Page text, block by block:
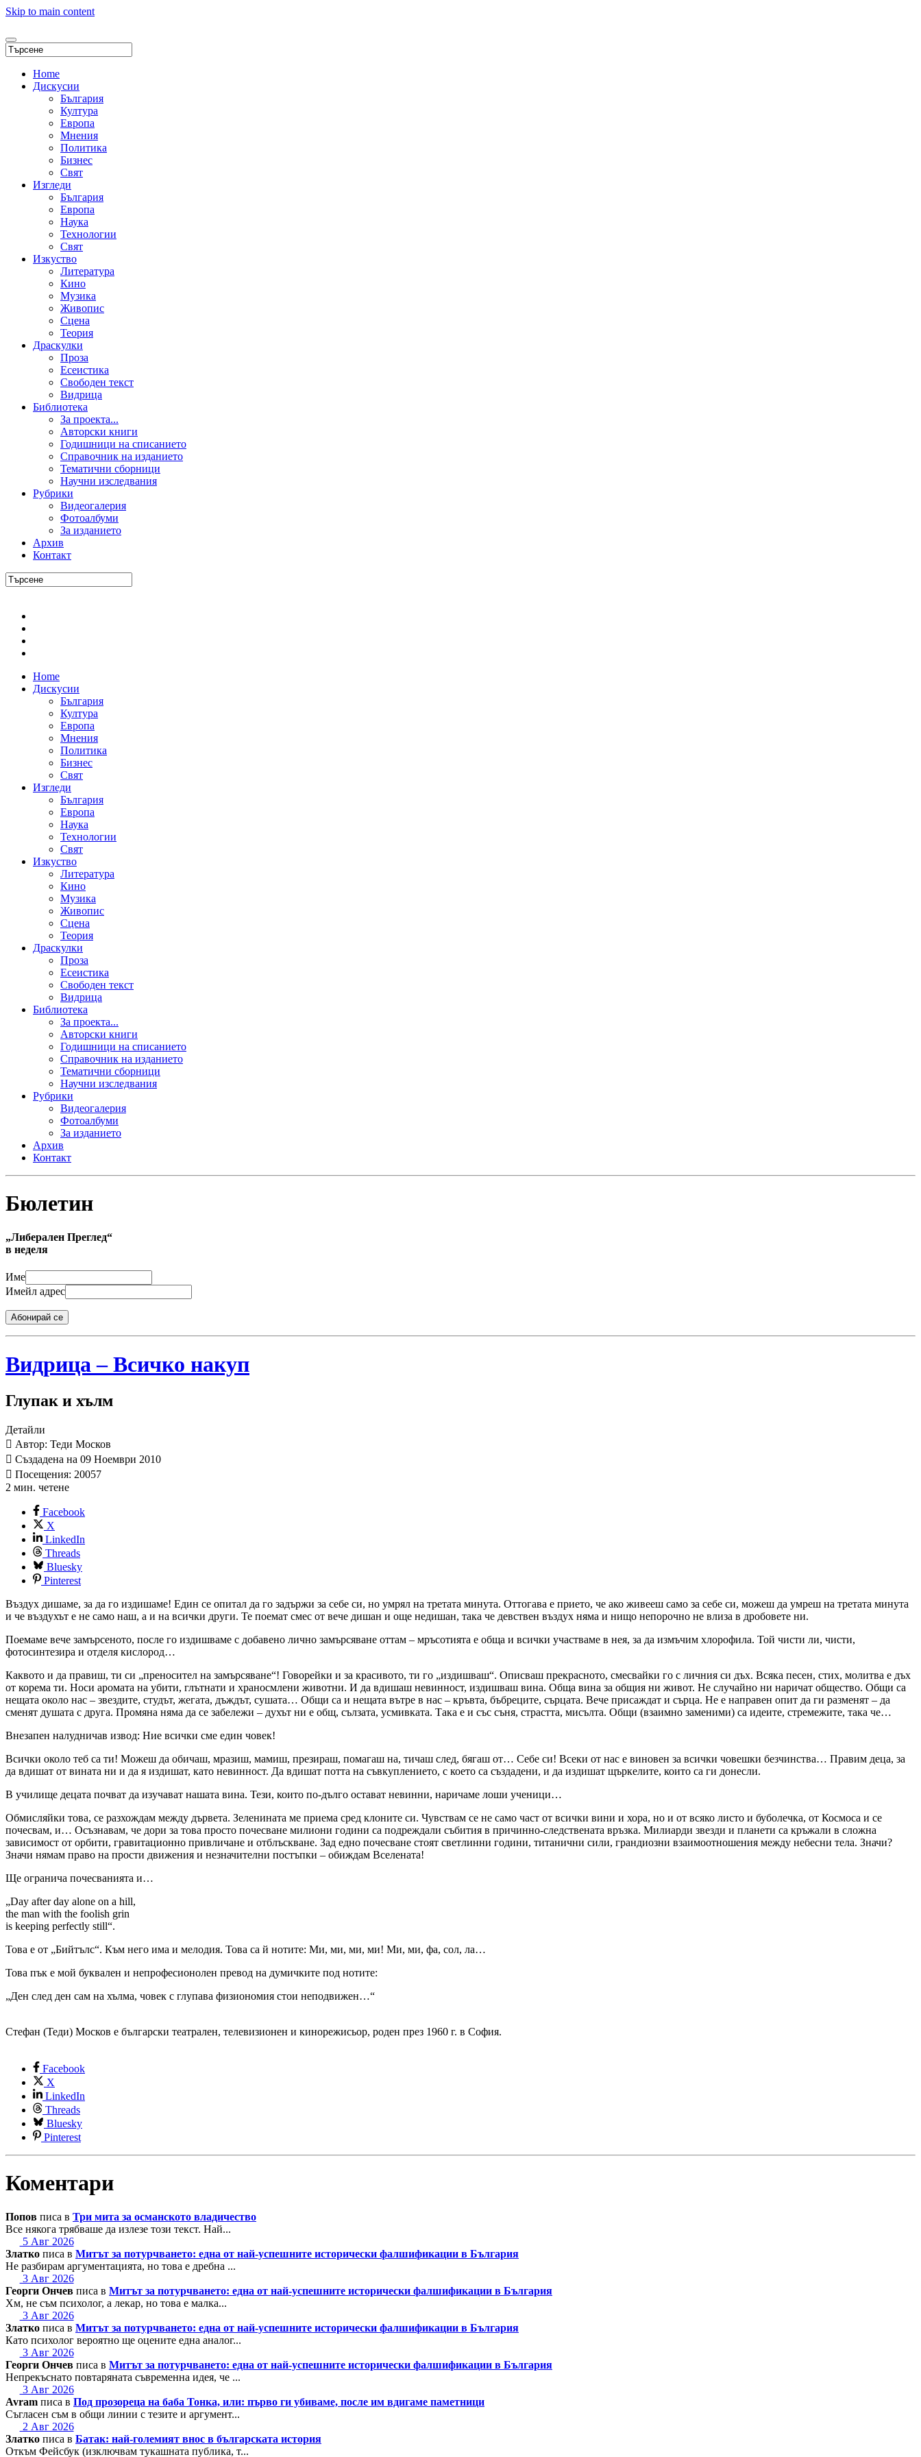
Skip to main content
Home
Дискусии
България
Култура
Европа
Мнения
Политика
Бизнес
Свят
Изгледи
България
Европа
Наука
Технологии
Свят
Изкуство
Литература
Кино
Музика
Живопис
Сцена
Теория
Драскулки
Проза
Есеистика
Свободен текст
Видрица
Библиотека
За проекта...
Авторски книги
Годишници на списанието
Справочник на изданието
Тематични сборници
Научни изследвания
Рубрики
Видеогалерия
Фотоалбуми
За изданието
Архив
Контакт
Home
Дискусии
България
Култура
Европа
Мнения
Политика
Бизнес
Свят
Изгледи
България
Европа
Наука
Технологии
Свят
Изкуство
Литература
Кино
Музика
Живопис
Сцена
Теория
Драскулки
Проза
Есеистика
Свободен текст
Видрица
Библиотека
За проекта...
Авторски книги
Годишници на списанието
Справочник на изданието
Тематични сборници
Научни изследвания
Рубрики
Видеогалерия
Фотоалбуми
За изданието
Архив
Контакт
Бюлетин
„Либерален Преглед“
в неделя
Име
Имейл адрес
Абонирай се
Видрица – Всичко накуп
Глупак и хълм
Детайли
Автор: Теди Москов
Създадена на 09 Ноември 2010
Посещения: 20057
2 мин. четене
Facebook
X
LinkedIn
Threads
Bluesky
Pinterest
Въздух дишаме, за да го издишаме! Един се опитал да го задържи за себе си, но умрял на третата минута. Оттогава е прието, че ако живееш само за себе си, можеш да умреш на третата минута
и че въздухът е не само наш, а и на всички други. Те поемат смес от вече дишан и още недишан, така че девствен въздух няма и нищо непорочно не влиза в дробовете ни.
Поемаме вече замърсеното, после го издишваме с добавено лично замърсяване оттам – мръсотията е обща и всички участваме в нея, за да измъчим хлорофила. Той чисти ли, чисти,
фотосинтезира и отделя кислород…
Каквото и да правиш, ти си „преносител на замърсяване“! Говорейки и за красивото, ти го „издишваш“. Описваш прекрасното, смесвайки го с личния си дъх. Всяка песен, стих, молитва е дъх
от корема ти. Носи аромата на убити, глътнати и храносмлени животни. И да вдишаш невинност, издишваш вина. Обща вина за общия ни живот. Не случайно ни наричат общество. Общи са
нещата около нас – звездите, студът, жегата, дъждът, сушата… Общи са и нещата вътре в нас – кръвта, бъбреците, сърцата. Вече присаждат и сърца. Не е направен опит да ги разменят – да
сменят душата с друга. Промяна няма да се забележи – духът ни е общ, сълзата, усмивката. Така е и със съня, страстта, мисълта. Общи (взаимно заменими) са идеите, стремежите, така че…
Внезапен налудничав извод: Ние всички сме един човек!
Всички около теб са ти! Можеш да обичаш, мразиш, мамиш, презираш, помагаш на, тичаш след, бягаш от… Себе си! Всеки от нас е виновен за всички човешки безчинства… Правим деца, за
да вдишат от вината ни и да я издишат, като невинност. Да вдишат потта на съвкуплението, с което са създадени, и да издишат щъркелите, които са ги донесли.
В училище децата почват да изучават нашата вина. Тези, които по-дълго остават невинни, наричаме лоши ученици…
Обмисляйки това, се разхождам между дървета. Зеленината ме приема сред клоните си. Чувствам се не само част от всички вини и хора, но и от всяко листо и буболечка, от Космоса и се
почесвам, и… Осъзнавам, че дори за това просто почесване милиони години са подреждали събития в причинно-следствената връзка. Милиарди звезди и планети са кръжали в сложна
зависимост от орбити, гравитационно привличане и отблъскване. Зад едно почесване стоят светлинни години, титанични сили, грандиозни взаимоотношения между небесни тела. Значи?
Значи нямам право на прости движения и незначителни постъпки – обиждам Вселената!
Ще огранича почесванията и…
„Day after day alone on a hill,
the man with the foolish grin
is keeping perfectly still“.
Това е от „Бийтълс“. Към него има и мелодия. Това са й нотите: Ми, ми, ми, ми! Ми, ми, фа, сол, ла…
Това пък е мой буквален и непрофесионолен превод на думичките под нотите:
„Ден след ден сам на хълма, човек с глупава физиономия стои неподвижен… “
Стефан (Теди) Москов е български театрален, телевизионен и кинорежисьор, роден през 1960 г. в София.
Facebook
X
LinkedIn
Threads
Bluesky
Pinterest
Коментари
Попов писа в Три мита за османското владичество
Все някога трябваше да излезе този текст. Най...
5 Авг 2026
Златко писа в Митът за потурчването: една от най-успешните исторически фалшификации в България
Не разбирам аргументацията, но това е дребна ...
3 Авг 2026
Георги Ончев писа в Митът за потурчването: една от най-успешните исторически фалшификации в България
Хм, не съм психолог, а лекар, но това е малка...
3 Авг 2026
Златко писа в Митът за потурчването: една от най-успешните исторически фалшификации в България
Като психолог вероятно ще оцените една аналог...
3 Авг 2026
Георги Ончев писа в Митът за потурчването: една от най-успешните исторически фалшификации в България
Непрекъснато повтаряната съвременна идея, че ...
3 Авг 2026
Avram писа в Под прозореца на баба Тонка, или: първо ги убиваме, после им вдигаме паметници
Съгласен съм в общи линии с тезите и аргумент...
2 Авг 2026
Златко писа в Батак: най-големият внос в българската история
Откъм Фейсбук (изключвам тукашната публика, т...